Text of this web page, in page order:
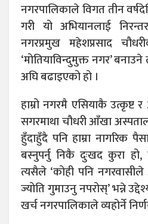
नगरपालिकाले विगत तीन
गरी यो अभियानलाई
नगरप्रमुख महेशप्रसाद
‘मोतियाविन्दुमुक्त नगर’
अघि बढाइएको हो ।
हाम्रो नगरमै एसियाकै उत्कृष्ट
सगरमाथा चौधरी आँखा
हुँदाहुँदै पनि हाम्रा नागरिक
बस्नुपर्नु निकै दुःखद कुरा
त्यसैले ‘कोही पनि
ज्योति गुमाउनु नपरोस्’ भन्ने
खर्च नगरपालिकाले व्यहोर्ने